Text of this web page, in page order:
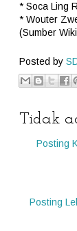
* Soca Ling
* Wouter
(Sumber
Posted by
Tidak
Posting
Posting